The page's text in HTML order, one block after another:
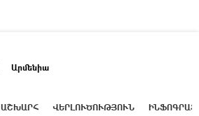
Արմենիա
ԱՇԽԱՐՀ ՎԵՐԼՈՒԾՈՒԹՅՈՒՆ